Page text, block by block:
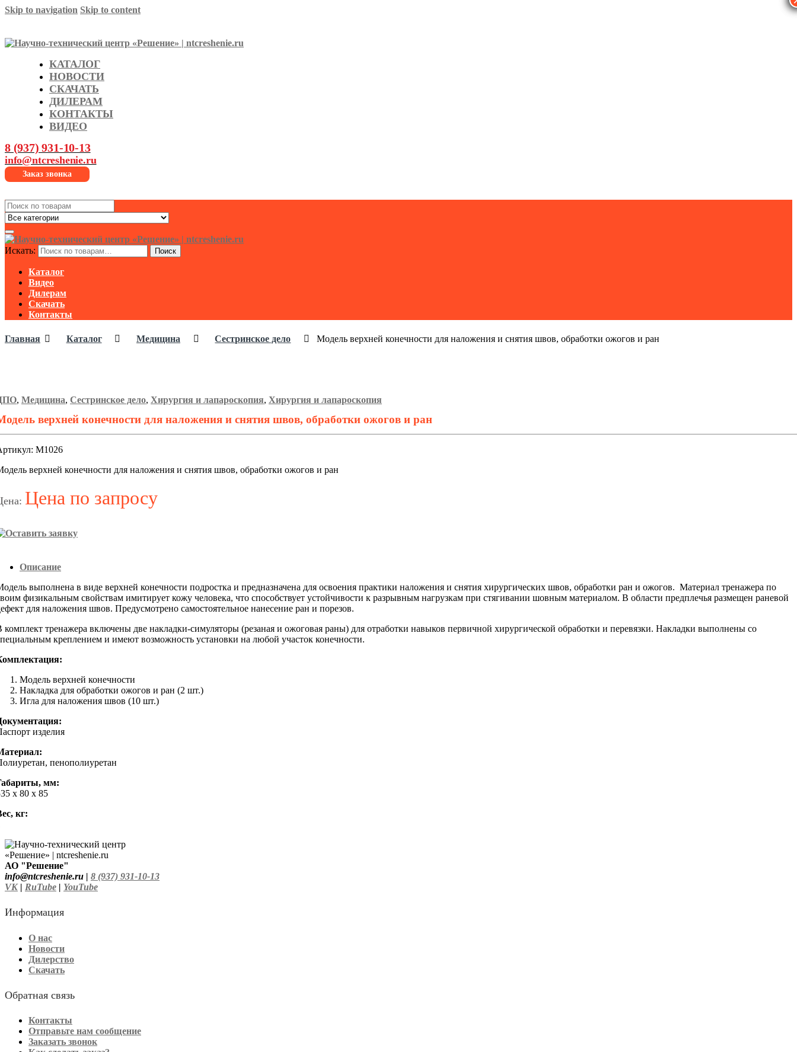
Skip to navigation Skip to content
КАТАЛОГ
НОВОСТИ
СКАЧАТЬ
ДИЛЕРАМ
КОНТАКТЫ
ВИДЕО
8 (937) 931-10-13
info@ntcreshenie.ru
Заказ звонка
Search
for:
Искать: Поиск
Каталог
Видео
Дилерам
Скачать
Контакты
Главная Каталог Медицина Сестринское дело Модель верхней конечности для наложения и снятия швов, обработки ожогов и ран
, Медицина, Сестринское дело, Хирургия и лапароскопия, Хирургия и лапароскопия
верхней конечности для наложения и снятия швов, обработки ожогов и ран
М1026
верхней конечности для наложения и снятия швов, обработки ожогов и ран
Цена по запросу
Описание
выполнена в виде верхней конечности подростка и предназначена для освоения практики наложения и снятия хирургических швов, обработки ран и ожогов. Материал тренажера по
физикальным свойствам имитирует кожу человека, что способствует устойчивости к разрывным нагрузкам при стягивании шовным материалом. В области предплечья размещен раневой
для наложения швов. Предусмотрено самостоятельное нанесение ран и порезов.
комплект тренажера включены две накладки-симуляторы (резаная и ожоговая раны) для отработки навыков первичной хирургической обработки и перевязки. Накладки выполнены со
креплением и имеют возможность установки на любой участок конечности.
Модель верхней конечности
Накладка для обработки ожогов и ран (2 шт.)
Игла для наложения швов (10 шт.)
изделия
пенополиуретан
мм:
х 80 х 85
кг:
АО "Решение"
info@ntcreshenie.ru | 8 (937) 931-10-13
VK| RuTube | YouTube
Информация
О нас
Новости
Дилерство
Скачать
Обратная связь
Контакты
Отправьте нам сообщение
Заказать звонок